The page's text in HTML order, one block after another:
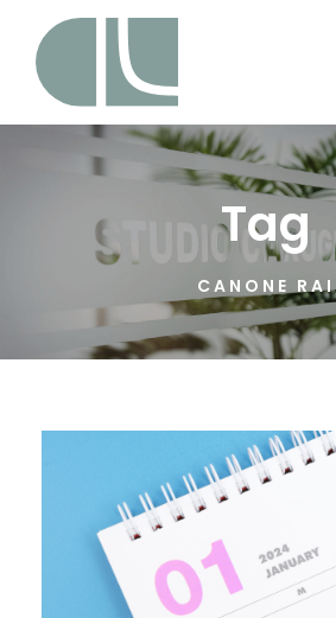
Tag
CANONE RAI